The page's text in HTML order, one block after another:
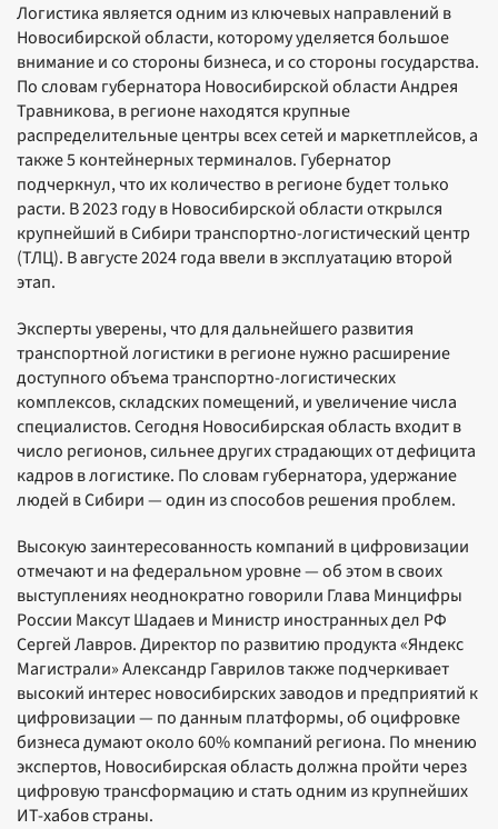
Логистика является одним из ключевых направлений в
Новосибирской области, которому уделяется большое
внимание и со стороны бизнеса, и со стороны государства.
По словам губернатора Новосибирской области Андрея
Травникова, в регионе находятся крупные
распределительные центры всех сетей и маркетплейсов, а
также 5 контейнерных терминалов. Губернатор
подчеркнул, что их количество в регионе будет только
расти. В 2023 году в Новосибирской области открылся
крупнейший в Сибири транспортно-логистический центр
(ТЛЦ). В августе 2024 года ввели в эксплуатацию второй
этап.
Эксперты уверены, что для дальнейшего развития
транспортной логистики в регионе нужно расширение
доступного объема транспортно-логистических
комплексов, складских помещений, и увеличение числа
специалистов. Сегодня Новосибирская область входит в
число регионов, сильнее других страдающих от дефицита
кадров в логистике. По словам губернатора, удержание
людей в Сибири — один из способов решения проблем.
Высокую заинтересованность компаний в цифровизации
отмечают и на федеральном уровне — об этом в своих
выступлениях неоднократно говорили Глава Минцифры
России Максут Шадаев и Министр иностранных дел РФ
Сергей Лавров. Директор по развитию продукта «Яндекс
Магистрали» Александр Гаврилов также подчеркивает
высокий интерес новосибирских заводов и предприятий к
цифровизации — по данным платформы, об оцифровке
бизнеса думают около 60% компаний региона. По мнению
экспертов, Новосибирская область должна пройти через
цифровую трансформацию и стать одним из крупнейших
ИТ-хабов страны.